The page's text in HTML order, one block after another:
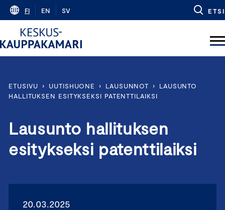
Skip
content
FI EN SV ETSI
ETUSIVU › UUTISHUONE › LAUSUNNOT ›
LAUSUNTO
HALLITUKSEN ESITYKSEKSI PATENTTILAIKSI
Lausunto hallituksen
esitykseksi patenttilaiksi
20.03.2025